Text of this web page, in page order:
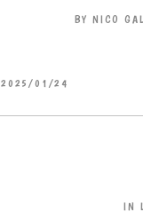
BY NICO
2025/01/24
IN